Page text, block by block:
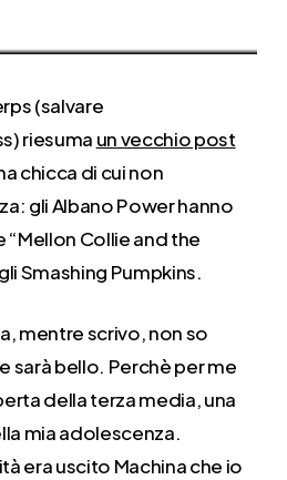
(salvare
riesuma un vecchio post
chicca di cui non
gli Albano Power hanno
Collie and the
Smashing Pumpkins.
mentre scrivo, non so
sarà bello. Perchè per me
della terza media, una
mia adolescenza.
era uscito Machina che io